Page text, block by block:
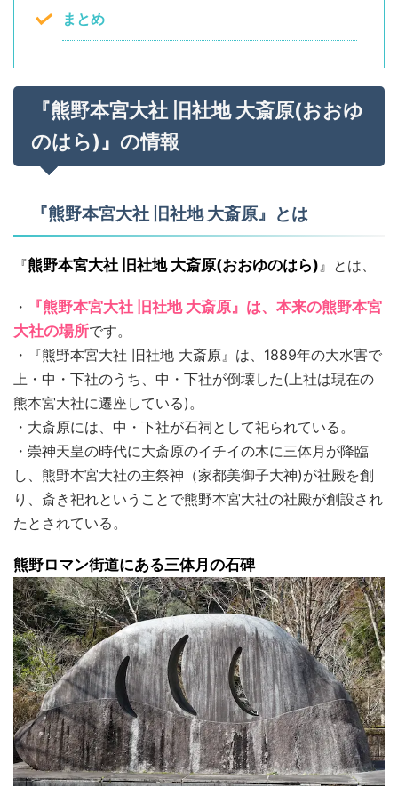
まとめ
『熊野本宮大社 旧社地 大斎原(おおゆ
のはら)』の情報
『熊野本宮大社 旧社地 大斎原』とは
『熊野本宮大社 旧社地 大斎原(おおゆのはら) 』とは、
・
『熊野本宮大社 旧社地 ⼤斎原』は、本来の熊野本宮
大社の場所です。
・『熊野本宮大社 旧社地 ⼤斎原』は、1889年の大水害で
上・中・下社のうち、中・下社が倒壊した(上社は現在の
熊本宮大社に遷座している)。
・大斎原には、中・下社が石祠として祀られている。
・崇神天皇の時代に大斎原のイチイの木に三体月が降臨
し、熊野本宮大社の主祭神（家都美御⼦⼤神)が社殿を創
り、斎き祀れということで熊野本宮大社の社殿が創設され
たとされている。
熊野ロマン街道にある三体月の石碑